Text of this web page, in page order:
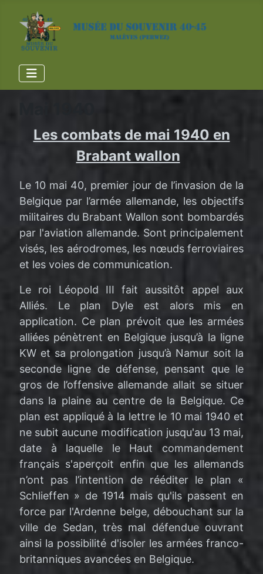
Les combats de mai 1940 en
Brabant wallon
Le 10 mai 40, premier jour de l’invasion de la
Belgique par l’armée allemande, les objectifs
militaires du Brabant Wallon sont bombardés
par l'aviation allemande. Sont principalement
visés, les aérodromes, les nœuds ferroviaires
et les voies de communication.
Le roi Léopold III fait aussitôt appel aux
Alliés. Le plan Dyle est alors mis en
application. Ce plan prévoit que les armées
alliées pénètrent en Belgique jusqu’à la ligne
KW et sa prolongation jusqu’à Namur soit la
seconde ligne de défense, pensant que le
gros de l’offensive allemande allait se situer
dans la plaine au centre de la Belgique. Ce
plan est appliqué à la lettre le 10 mai 1940 et
ne subit aucune modification jusqu'au 13 mai,
date à laquelle le Haut commandement
français s'aperçoit enfin que les allemands
n’ont pas l’intention de rééditer le plan «
Schlieffen » de 1914 mais qu'ils passent en
force par l'Ardenne belge, débouchant sur la
ville de Sedan, très mal défendue ouvrant
ainsi la possibilité d'isoler les armées franco-
britanniques avancées en Belgique.